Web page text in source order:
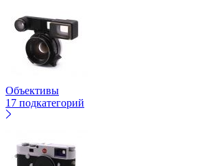
Объективы
17 подкатегорий